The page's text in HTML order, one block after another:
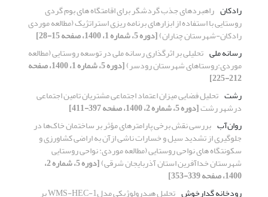
رادکان راهبردهای جذب گردشگر برای اقامتگاه های بوم گردی
روستایی با استفاده از ابزارهای برنامه ریزی استراتژیک (مطالعه موردی
رادکان-شهرستان چناران)[دوره 5، شماره 1، 1400، صفحه 15-28]
رسانه ملی تحلیلی بر اثرگذاری رسانه ملی در توسعه روستایی (مطالعه
موردی:روستاهای شهرستان رودسر) [دوره 5، شماره 1، 1400، صفحه
212-225]
رشت تحلیل فضایی میزان اعتماد اجتماعی مشتریان تامین اجتماعی
درشهر رشت[دوره 5، شماره 2، 1400، صفحه 397-411]
روان‌آب بررسی نقش برخی پارامترهای مؤثر بر ساختمان خاک‌ها در
جلوگیری از تشدید سیل و خسارات ناشی ازآن به اراضی کشاورزی و
سکونتگاه های نواحی روستایی (مطالعه موردی: نواحی روستایی
شهرستان خداآفرین استان آذربایجان شرقی) [دوره 5، شماره 2،
1400، صفحه 339-353]
رودخانه گدارخوش
تحلیل هیدرولوژیکی مدلWMS-HEC-1 بر